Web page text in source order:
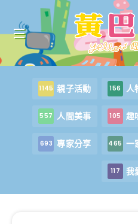
1145 親子活動 156 人
557 人間美事 105 趣
693 專家分享 465 一
117 我